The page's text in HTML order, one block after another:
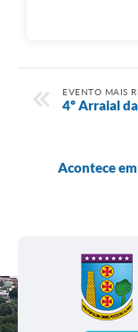
EVENTO MAIS
4º Arraial
Acontece